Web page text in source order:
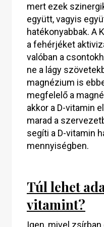
mert ezek
együtt, vagyis
hatékonyabbak. A
a fehérjéket
valóban a
ne a lágy
magnézium is
megfelelő a
akkor a D-vitamin
marad a
segíti a D-vitamin
mennyiségben.
Túl lehet
vitamint?
Igen, mivel